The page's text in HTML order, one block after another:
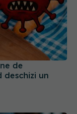
de
deschizi un